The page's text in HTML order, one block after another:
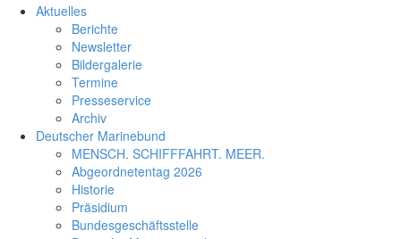
Aktuelles
Berichte
Newsletter
Bildergalerie
Termine
Presseservice
Archiv
Deutscher Marinebund
MENSCH. SCHIFFFAHRT. MEER.
Abgeordnetentag 2026
Historie
Präsidium
Bundesgeschäftsstelle